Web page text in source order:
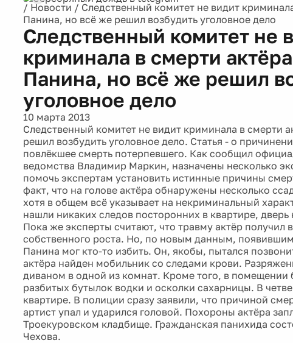
/ Новости / Следственный комитет не видит
Панина, но всё же решил возбудить уголовное дело
Следственный комитет не
криминала в смерти
Панина, но всё же решил
уголовное дело
10 марта 2013
Следственный комитет не видит криминала в смерти
решил возбудить уголовное дело. Статья - о
повлёкшее смерть потерпевшего. Как сообщил
ведомства Владимир Маркин, назначены несколько
помочь экспертам установить истинные причины
факт, что на голове актёра обнаружены несколько
хотя в общем всё указывает на некриминальный
нашли никаких следов посторонних в квартире,
Пока же эксперты считают, что травму актёр получил
собственного роста. Но, по новым данным,
Панина мог кто-то избить. Он, якобы, пытался
актёра найден мобильник со следами крови.
диваном в одной из комнат. Кроме того, в помещении
разбитых бутылок водки и осколки сахарницы. В
квартире. В полиции сразу заявили, что причиной
артист упал и ударился головой. Похороны актёра
Троекуровском кладбище. Гражданская панихида
Чехова.